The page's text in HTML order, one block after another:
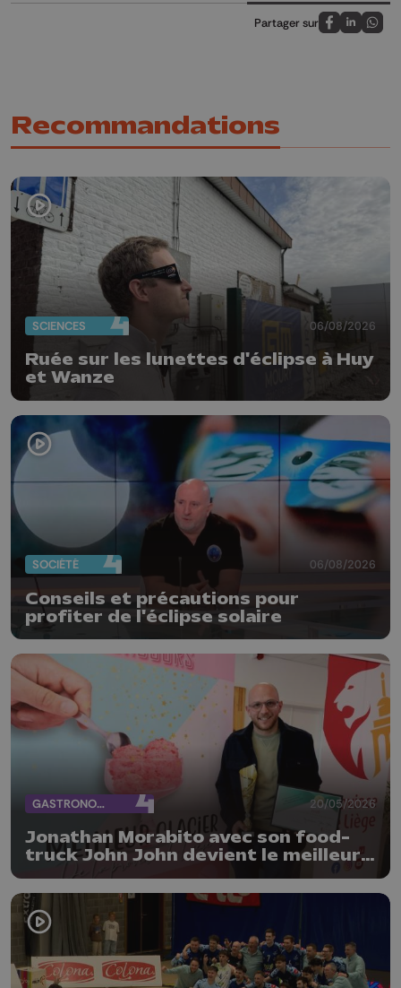
Partager sur
Partagez sur
Partagez
Recommandations
SCIENCES 06/08/2026
Ruée sur les lunettes d'éclipse à Huy
et Wanze
SOCIÉTÉ 06/08/2026
Conseils et précautions pour
profiter de l'éclipse solaire
GASTRONOMIE 20/05/2026
Jonathan Morabito avec son food-
truck John John devient le meilleur